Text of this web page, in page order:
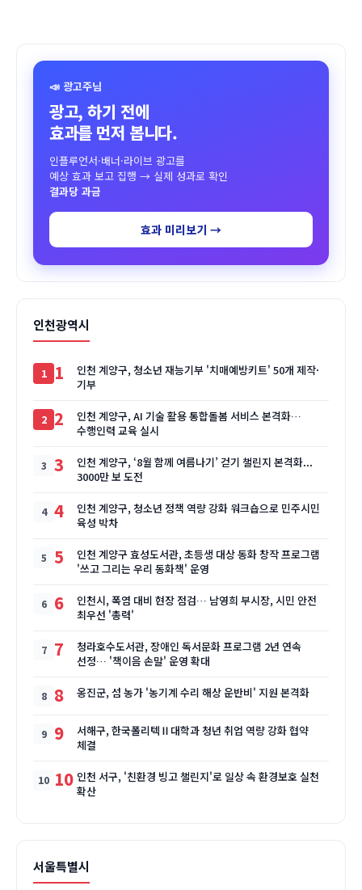
📣 광고주님
광고, 하기 전에
효과를 먼저 봅니다.
인플루언서·배너·라이브 광고를
예상 효과 보고 집행 → 실제 성과로 확인
결과당 과금
효과 미리보기 →
인천광역시
1
인천 계양구, 청소년 재능기부 '치매예방키트' 50개 제작·
기부
2
인천 계양구, AI 기술 활용 통합돌봄 서비스 본격화…
수행인력 교육 실시
3
인천 계양구, ‘8월 함께 여름나기’ 걷기 챌린지 본격화...
3000만 보 도전
4
인천 계양구, 청소년 정책 역량 강화 워크숍으로 민주시민
육성 박차
5
인천 계양구 효성도서관, 초등생 대상 동화 창작 프로그램
'쓰고 그리는 우리 동화책' 운영
6
인천시, 폭염 대비 현장 점검… 남영희 부시장, 시민 안전
최우선 '총력'
7
청라호수도서관, 장애인 독서문화 프로그램 2년 연속
선정… '책이음 손말' 운영 확대
8 옹진군, 섬 농가 '농기계 수리 해상 운반비' 지원 본격화
9
서해구, 한국폴리텍Ⅱ대학과 청년 취업 역량 강화 협약
체결
10 인천 서구, '친환경 빙고 챌린지'로 일상 속 환경보호 실천
확산
서울특별시